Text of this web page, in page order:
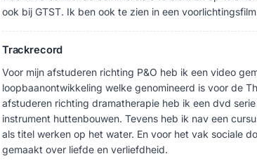
ook bij GTST. Ik ben ook te zien in een
Trackrecord
Voor mijn afstuderen richting P&O heb ik een video
loopbaanontwikkeling welke genomineerd is voor de
afstuderen richting dramatherapie heb ik een dvd
instrument huttenbouwen. Tevens heb ik nav een
als titel werken op het water. En voor het vak sociale
gemaakt over liefde en verliefdheid.